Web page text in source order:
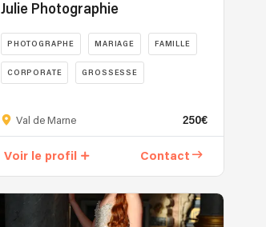
Julie Photographie
PHOTOGRAPHE MARIAGE FAMILLE
CORPORATE GROSSESSE
Val de Marne 250€
Voir le profil Contact